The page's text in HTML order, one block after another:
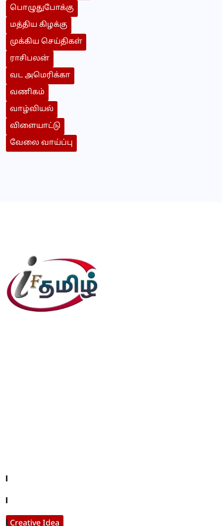
பொழுதுபோக்கு
மத்திய கிழக்கு
முக்கிய செய்திகள்
ராசிபலன்
வட அமெரிக்கா
வணிகம்
வாழ்வியல்
விளையாட்டு
வேலை வாய்ப்பு
Creative Idea